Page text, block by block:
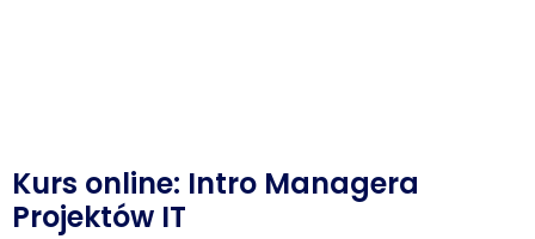
Kurs online: Intro Managera
Projektów IT